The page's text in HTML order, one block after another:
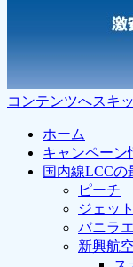
コンテンツへスキ
ホーム
キャンペーン
国内線LCCの
ピーチ
ジェッ
バニラ
新興航